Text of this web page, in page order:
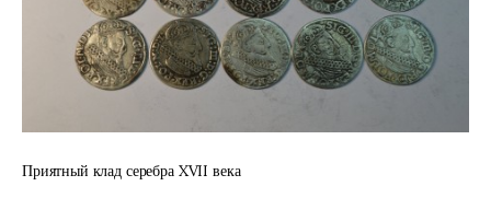
Приятный клад серебра XVII века